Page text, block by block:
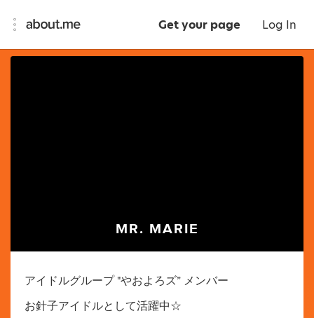
Get your page Log In
MR. MARIE
アイドルグループ "やおよろズ” メンバー
お針子アイドルとして活躍中☆